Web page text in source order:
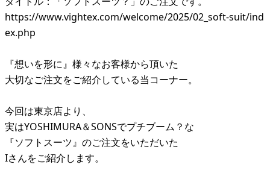
https://www.vightex.com/welcome/2025/02_soft-suit/ind
ex.php
『想いを形に』様々なお客様から頂いた
大切なご注文をご紹介している当コーナー。
今回は東京店より、
実はYOSHIMURA＆SONSでプチブーム？な
『ソフトスーツ』のご注文をいただいた
Iさんをご紹介します。